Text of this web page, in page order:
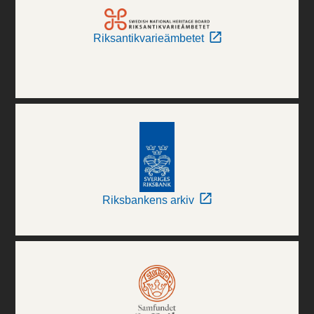
Riksantikvarieämbetet
Riksbankens arkiv